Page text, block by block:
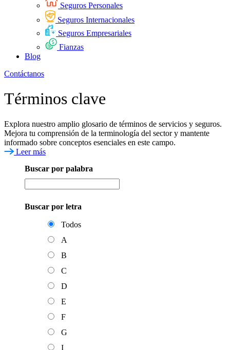
Seguros Personales
Seguros Internacionales
Seguros Empresariales
Fianzas
Blog
Contáctanos
Términos clave
Explora nuestro amplio glosario de términos de servicios y seguros.
Mejora tu comprensión de la terminología del sector y mantente
informado sobre conceptos esenciales en este campo.
Leer más
Buscar por palabra
Buscar por letra
Todos
A
B
C
D
E
F
G
I